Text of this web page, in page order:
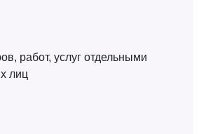
работ, услуг отдельными
лиц